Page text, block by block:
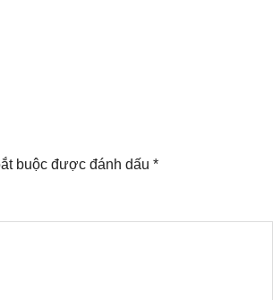
buộc được đánh dấu *